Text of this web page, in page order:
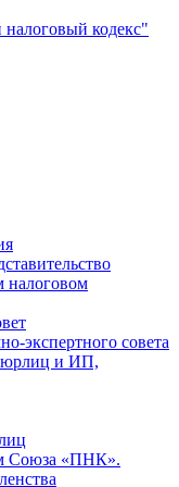
кодекс"
налоговом
экспертного совета
юрлиц и ИП,
Союза «ПНК».